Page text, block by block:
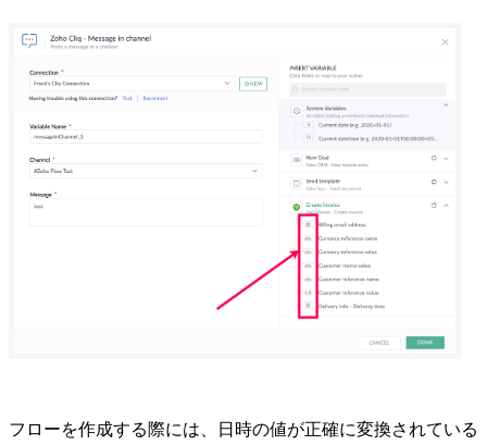
フローを作成する際には、日時の値が正確に変換されている